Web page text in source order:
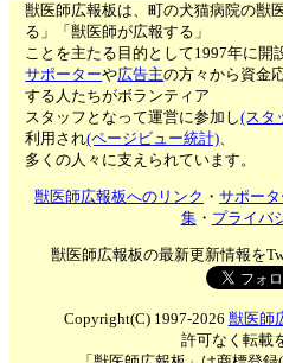
獣医師広報板は、町の犬猫病院の獣
る」「獣医師が広報する」
ことを主たる目的として1997年に開
サポーターや広告主の方々から資金
する人たちがボランティア
スタッフとなって運営に参加し(スタ
利用され(ページビュー統計)、
多くの人々に支えられています。
獣医師広報板へのリンク ・サポー
集・ プライバ
獣医師広報板の最新更新情報を
Copyright(C) 1997-2026 獣医師
許可なく転載